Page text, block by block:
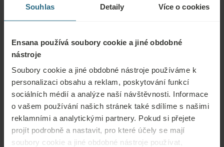
Souhlas Detaily Více o cookies
Ensana používá soubory cookie a jiné obdobné
nástroje
Soubory cookie a jiné obdobné nástroje používáme k
personalizaci obsahu a reklam, poskytování funkcí
sociálních médií a analýze naší návštěvnosti. Informace
o vašem používání našich stránek také sdílíme s našimi
reklamními a analytickými partnery. Pokud si přejete
projít podrobně a nastavit, pro které účely se mají
soubory cookie a jiné obdobné nástroje používat,
Otázky
Obraťte se na nás s jakýmikoli dotazy ohledně našich hotelů Ensana nebo
služeb. Otázky a odpovědi týkající se našeho věrnostního programu
naleznete zde.